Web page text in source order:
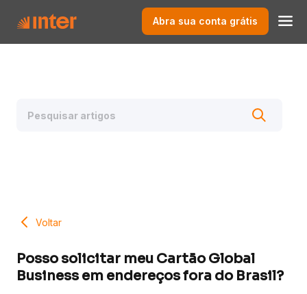
Abra sua conta grátis
Voltar
Posso solicitar meu Cartão Global
Business em endereços fora do Brasil?